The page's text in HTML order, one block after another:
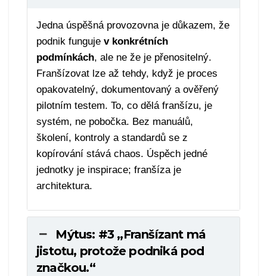
Jedna úspěšná provozovna je důkazem, že
podnik funguje v konkrétních
podmínkách, ale ne že je přenositelný.
Franšízovat lze až tehdy, když je proces
opakovatelný, dokumentovaný a ověřený
pilotním testem. To, co dělá franšízu, je
systém, ne pobočka. Bez manuálů,
školení, kontroly a standardů se z
kopírování stává chaos. Úspěch jedné
jednotky je inspirace; franšíza je
architektura.
Mýtus: #3 „Franšízant má
jistotu, protože podniká pod
značkou.“